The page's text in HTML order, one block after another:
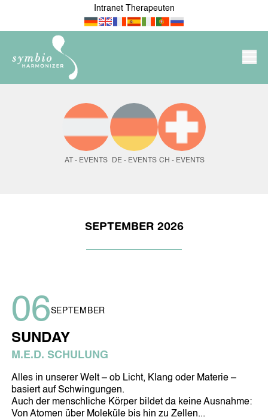
Intranet Therapeuten
SYMBIO-HARMONIZER
UNTERNEHMEN
THERAPEUTEN
FÜR MEINE FAHRT & REISEN
SYMBIO COSMETICS
AT - EVENTS DE - EVENTS CH - EVENTS
SEPTEMBER 2026
06SEPTEMBER
SUNDAY
M.E.D. SCHULUNG
Alles in unserer Welt – ob Licht, Klang oder Materie –
basiert auf Schwingungen.
Auch der menschliche Körper bildet da keine Ausnahme:
Von Atomen über Moleküle bis hin zu Zellen...